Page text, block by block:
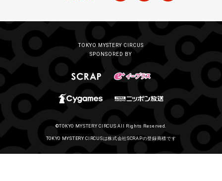
TOKYO MYSTERY CIRCUS
SPONSORED BY
©TOKYO MYSTERY CIRCUS All Rights Reserved.
TOKYO MYSTERY CIRCUSは株式会社SCRAPの登録商標です